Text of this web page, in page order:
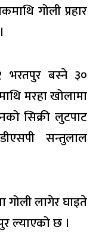
गोली प्रहार
भरतपुर बस्ने ३०
मरहा खोलामा
सिक्री लुटपाट
सन्तुलाल
लागेर घाइते
ल्याएको छ ।